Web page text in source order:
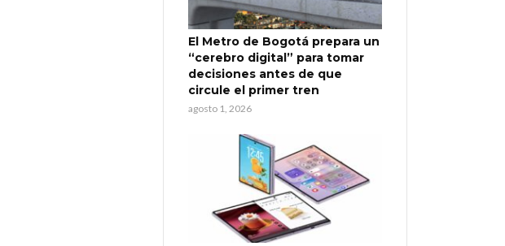
El Metro de Bogotá prepara un
“cerebro digital” para tomar
decisiones antes de que
circule el primer tren
agosto 1, 2026